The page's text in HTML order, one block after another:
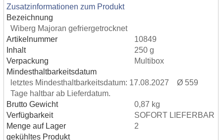
Zusatzinformationen zum Produkt
Bezeichnung
Wiberg Majoran gefriergetrocknet
Artikelnummer
10849
Inhalt
250 g
Verpackung
Multibox
Mindesthaltbarkeitsdatum
letztes Mindesthaltbarkeitsdatum: 17.08.2027 Ø 559
Tage haltbar ab Lieferdatum.
Brutto Gewicht
0,87 kg
Verfügbarkeit
SOFORT LIEFERBAR
Menge auf Lager
2
gekühltes Produkt